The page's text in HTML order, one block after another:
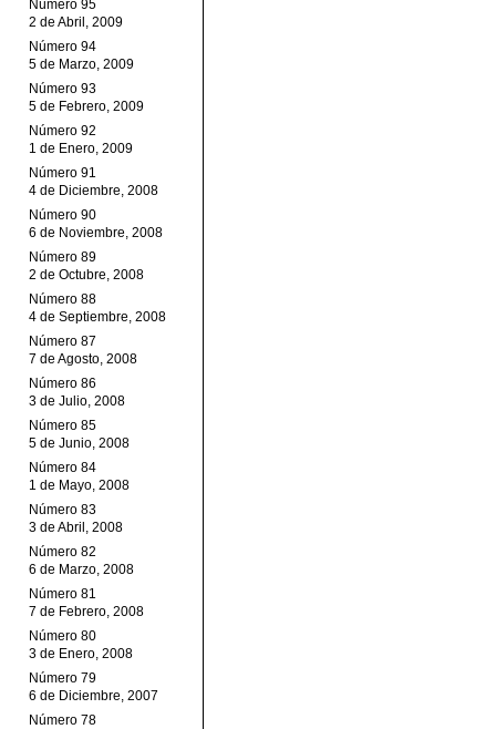
Número 95
2 de Abril, 2009
Número 94
5 de Marzo, 2009
Número 93
5 de Febrero, 2009
Número 92
1 de Enero, 2009
Número 91
4 de Diciembre, 2008
Número 90
6 de Noviembre, 2008
Número 89
2 de Octubre, 2008
Número 88
4 de Septiembre, 2008
Número 87
7 de Agosto, 2008
Número 86
3 de Julio, 2008
Número 85
5 de Junio, 2008
Número 84
1 de Mayo, 2008
Número 83
3 de Abril, 2008
Número 82
6 de Marzo, 2008
Número 81
7 de Febrero, 2008
Número 80
3 de Enero, 2008
Número 79
6 de Diciembre, 2007
Número 78